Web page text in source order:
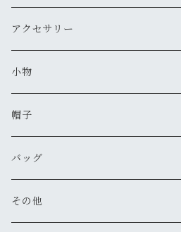
新品
古着
新品
スタジアムジャンバー
古着
新品
ワークジャケット
古着
新品
コート
古着
新品
マウンテンパーカー
古着
その他
古着
新品
Tシャツ・カットソー（長袖・７分）
新品
古着
ポロシャツ
新品
古着
シャツ（半袖）
古着
新品
シャツ（長袖）
古着
パーカー
新品
新品
古着
ミリタリー・カーゴパンツ
新品
古着
チノパン
古着
新品
ショートパンツ
古着
新品
オーバーオール
古着
その他
スニーカー
ブーツ
古着
新品
サンダル
長靴・レインシューズ
その他
アクセサリー
ネックレス
ブレスレット
新品
バングル・リストバンド
ピアス
小物
財布
新品
古着
キーケース
手袋
帽子
キャップ
古着
ハット
バッグ
ショルダー
その他